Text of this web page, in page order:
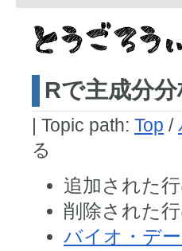
Rで主成分
| Topic path: Top /
る
追加された
削除された
バイオ・デ